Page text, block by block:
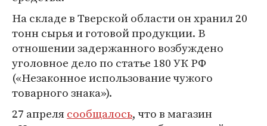
На складе в Тверской области он хранил 20
тонн сырья и готовой продукции. В
отношении задержанного возбуждено
уголовное дело по статье 180 УК РФ
(«Незаконное использование чужого
товарного знака»).
27 апрелясообщалось, что в магазин